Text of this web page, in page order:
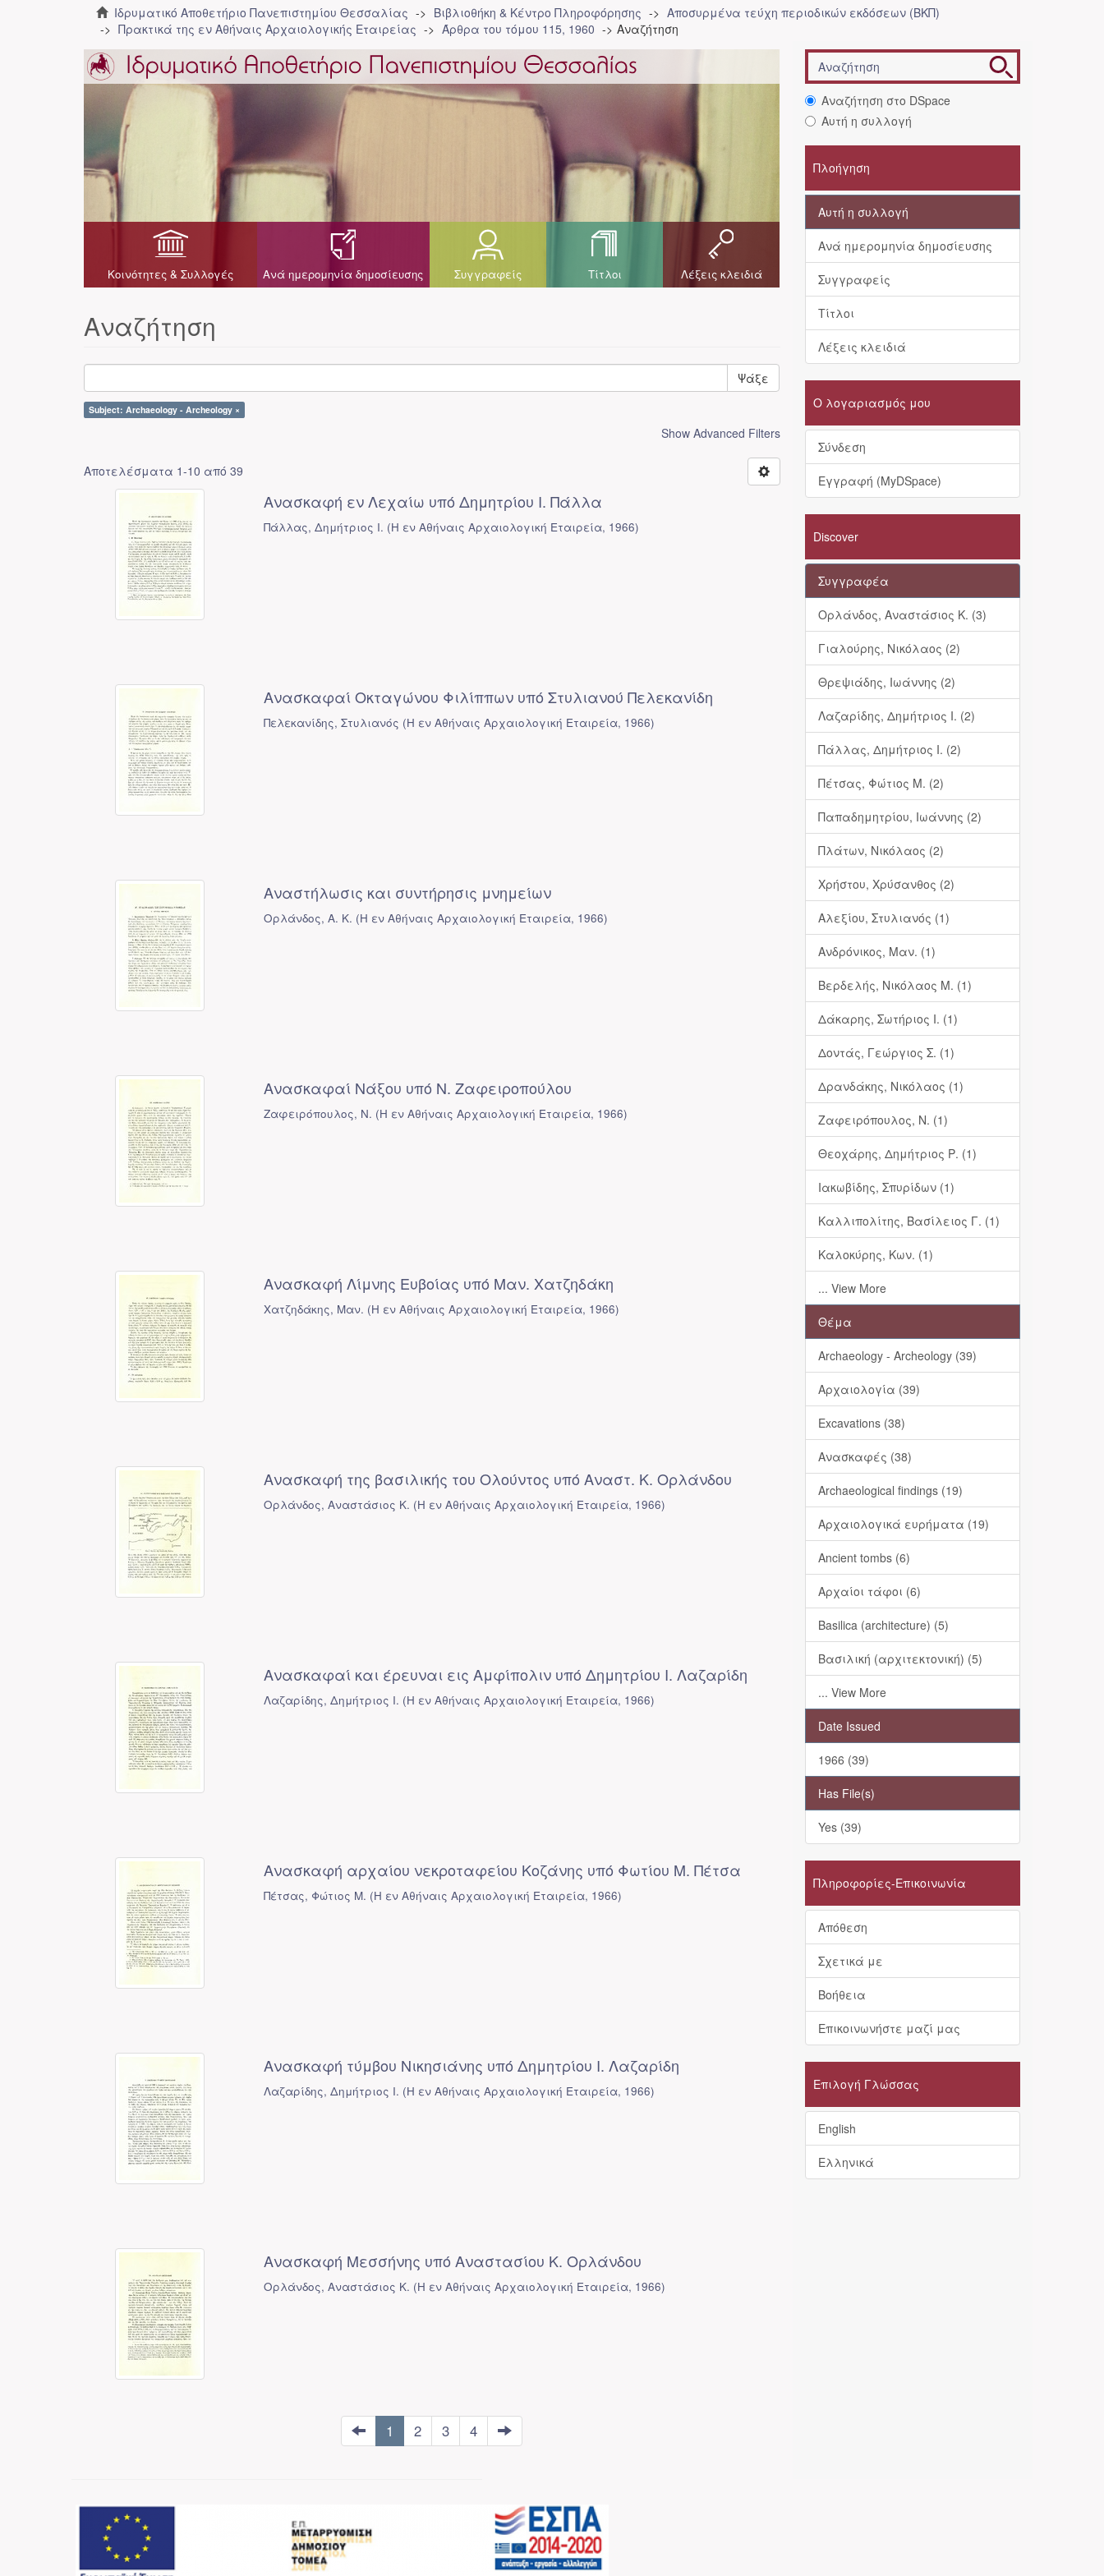
Ιδρυματικό Αποθετήριο Πανεπιστημίου Θεσσαλίας Βιβλιοθήκη & Κέντρο Πληροφόρησης
Αποσυρμένα τεύχη περιοδικών εκδόσεων (ΒΚΠ)
Πρακτικά της εν Αθήναις Αρχαιολογικής Εταιρείας
Άρθρα του τόμου 115, 1960 Αναζήτηση
Κοινότητες & Συλλογές Ανά ημερομηνία δημοσίευσης Συγγραφείς Τίτλοι Λέξεις κλειδιά
Αναζήτηση
Ψάξε
Subject: Archaeology - Archeology ×
Show Advanced Filters
Αποτελέσματα 1-10 από 39
Ανασκαφή εν Λεχαίω υπό Δημητρίου Ι. Πάλλα
Πάλλας, Δημήτριος Ι. (Η εν Αθήναις Αρχαιολογική Εταιρεία, 1966)
Ανασκαφαί Οκταγώνου Φιλίππων υπό Στυλιανού Πελεκανίδη
Πελεκανίδης, Στυλιανός (Η εν Αθήναις Αρχαιολογική Εταιρεία, 1966)
Αναστήλωσις και συντήρησις μνημείων
Ορλάνδος, Α. Κ. (Η εν Αθήναις Αρχαιολογική Εταιρεία, 1966)
Ανασκαφαί Νάξου υπό Ν. Ζαφειροπούλου
Ζαφειρόπουλος, Ν. (Η εν Αθήναις Αρχαιολογική Εταιρεία, 1966)
Ανασκαφή Λίμνης Ευβοίας υπό Μαν. Χατζηδάκη
Χατζηδάκης, Μαν. (Η εν Αθήναις Αρχαιολογική Εταιρεία, 1966)
Ανασκαφή της βασιλικής του Ολούντος υπό Αναστ. Κ. Ορλάνδου
Ορλάνδος, Αναστάσιος Κ. (Η εν Αθήναις Αρχαιολογική Εταιρεία, 1966)
Ανασκαφαί και έρευναι εις Αμφίπολιν υπό Δημητρίου Ι. Λαζαρίδη
Λαζαρίδης, Δημήτριος Ι. (Η εν Αθήναις Αρχαιολογική Εταιρεία, 1966)
Ανασκαφή αρχαίου νεκροταφείου Κοζάνης υπό Φωτίου Μ. Πέτσα
Πέτσας, Φώτιος Μ. (Η εν Αθήναις Αρχαιολογική Εταιρεία, 1966)
Ανασκαφή τύμβου Νικησιάνης υπό Δημητρίου Ι. Λαζαρίδη
Λαζαρίδης, Δημήτριος Ι. (Η εν Αθήναις Αρχαιολογική Εταιρεία, 1966)
Ανασκαφή Μεσσήνης υπό Αναστασίου Κ. Ορλάνδου
Ορλάνδος, Αναστάσιος Κ. (Η εν Αθήναις Αρχαιολογική Εταιρεία, 1966)
1 2 3 4
Αναζήτηση στο DSpace
Αυτή η συλλογή
Πλοήγηση
Αυτή η συλλογή
Ανά ημερομηνία δημοσίευσης
Συγγραφείς
Τίτλοι
Λέξεις κλειδιά
Ο λογαριασμός μου
Σύνδεση
Εγγραφή (MyDSpace)
Discover
Συγγραφέα
Ορλάνδος, Αναστάσιος Κ. (3)
Γιαλούρης, Νικόλαος (2)
Θρεψιάδης, Ιωάννης (2)
Λαζαρίδης, Δημήτριος Ι. (2)
Πάλλας, Δημήτριος Ι. (2)
Πέτσας, Φώτιος Μ. (2)
Παπαδημητρίου, Ιωάννης (2)
Πλάτων, Νικόλαος (2)
Χρήστου, Χρύσανθος (2)
Αλεξίου, Στυλιανός (1)
Ανδρόνικος, Μαν. (1)
Βερδελής, Νικόλαος Μ. (1)
Δάκαρης, Σωτήριος Ι. (1)
Δοντάς, Γεώργιος Σ. (1)
Δρανδάκης, Νικόλαος (1)
Ζαφειρόπουλος, Ν. (1)
Θεοχάρης, Δημήτριος Ρ. (1)
Ιακωβίδης, Σπυρίδων (1)
Καλλιπολίτης, Βασίλειος Γ. (1)
Καλοκύρης, Κων. (1)
... View More
Θέμα
Archaeology - Archeology (39)
Αρχαιολογία (39)
Excavations (38)
Ανασκαφές (38)
Archaeological findings (19)
Αρχαιολογικά ευρήματα (19)
Ancient tombs (6)
Αρχαίοι τάφοι (6)
Basilica (architecture) (5)
Βασιλική (αρχιτεκτονική) (5)
... View More
Date Issued
1966 (39)
Has File(s)
Yes (39)
Πληροφορίες-Επικοινωνία
Απόθεση
Σχετικά με
Βοήθεια
Επικοινωνήστε μαζί μας
Επιλογή Γλώσσας
English
Ελληνικά